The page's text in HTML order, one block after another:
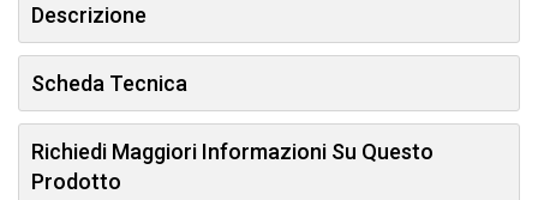
Descrizione
Scheda Tecnica
Richiedi Maggiori Informazioni Su Questo
Prodotto